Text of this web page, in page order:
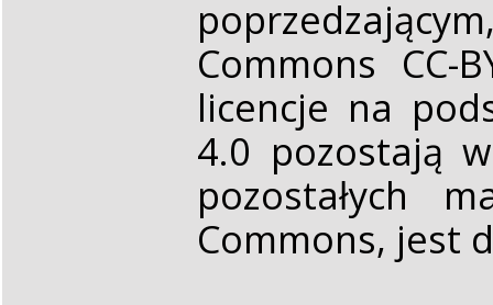
Commons CC-
licencje na
4.0 pozostają
pozostałych
Commons, jest